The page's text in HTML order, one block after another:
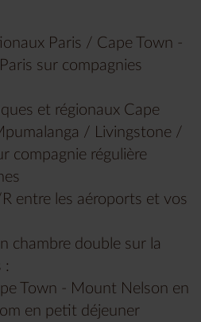
Paris / Cape Town -
sur compagnies
et régionaux Cape
/ Livingstone /
compagnie régulière
entre les aéroports et vos
chambre double sur la
:
Town - Mount Nelson en
en petit déjeuner